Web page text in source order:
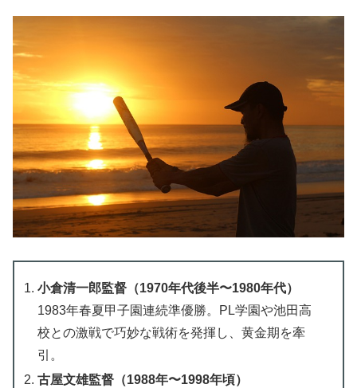
小倉清一郎監督（1970年代後半〜1980年代）
1983年春夏甲子園連続準優勝。PL学園や池田高
校との激戦で巧妙な戦術を発揮し、黄金期を牽
引。
古屋文雄監督（1988年〜1998年頃）